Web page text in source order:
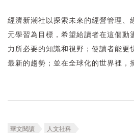
經濟新潮社以探索未來的經營管理、
元學習為目標，希望給讀者在這個動
力所必要的知識和視野；使讀者能更
最新的趨勢；並在全球化的世界裡，
華文閱讀 人文社科